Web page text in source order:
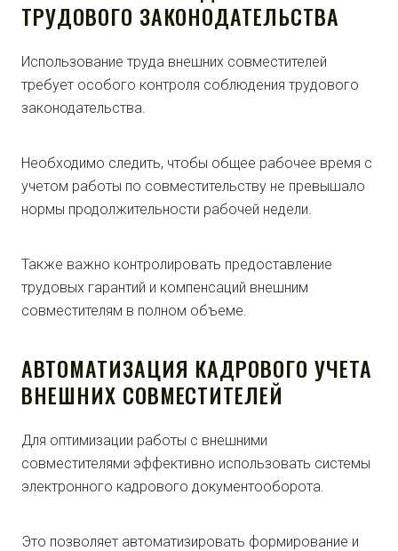
ТРУДОВОГО ЗАКОНОДАТЕЛЬСТВА
Использование труда внешних совместителей
требует особого контроля соблюдения трудового
законодательства.
Необходимо следить, чтобы общее рабочее время с
учетом работы по совместительству не превышало
нормы продолжительности рабочей недели.
Также важно контролировать предоставление
трудовых гарантий и компенсаций внешним
совместителям в полном объеме.
АВТОМАТИЗАЦИЯ КАДРОВОГО УЧЕТА
ВНЕШНИХ СОВМЕСТИТЕЛЕЙ
Для оптимизации работы с внешними
совместителями эффективно использовать системы
электронного кадрового документооборота.
Это позволяет автоматизировать формирование и